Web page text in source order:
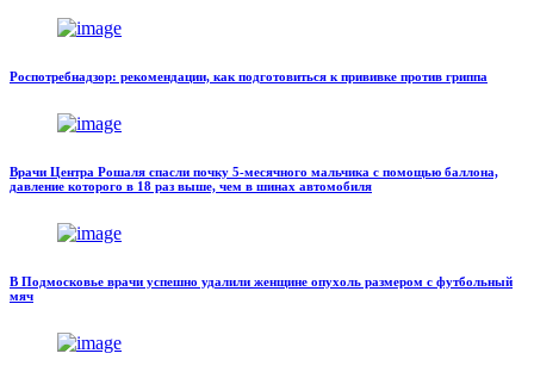
Роспотребнадзор: рекомендации, как подготовиться к прививке против гриппа
Врачи Центра Рошаля спасли почку 5-месячного мальчика с помощью баллона,
давление которого в 18 раз выше, чем в шинах автомобиля
В Подмосковье врачи успешно удалили женщине опухоль размером с футбольный
мяч